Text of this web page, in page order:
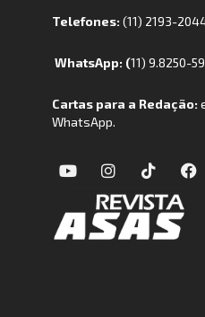
Telefones:(11) 2193-
WhatsApp: (11) 9.8250-
Cartas para a Redação:
WhatsApp.